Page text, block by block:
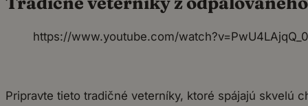
https://www.youtube.com/watch?v=PwU4LAjqQ_0
Pripravte tieto tradičné veterníky, ktoré spájajú skvelú